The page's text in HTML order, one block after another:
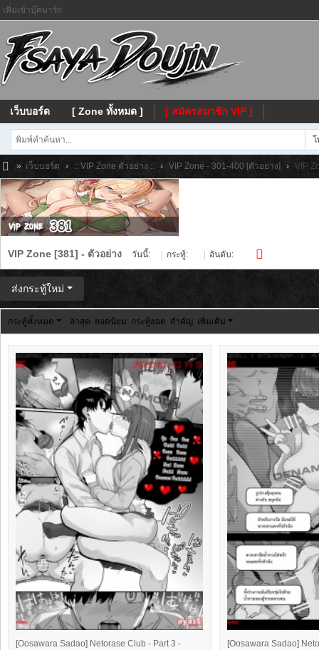
เพิ่มเข้าบุ๊คมาร์ก
เว็บบอร์ด [ Zone ทั้งหมด ] [ สมัครสมาชิก VIP ]
Fs
ay
» เว็บบอร์ด › :: VIP Zone ตัวอย่าง :: › VIP Zone - 301-400 [ตัวอย่าง] › VIP
VIP Zone [381] - ตัวอย่าง วันนี้: กระทู้: อันดับ:
ส่งกระทู้ใหม่
กระทู้ทั้งหมด ล่าสุด ยอดนิยม กระทู้ฮอต สำคัญ เพิ่มเติม
[Oosawara Sadao] Netorase Club - Part 3 -
[Oosawara Sadao]